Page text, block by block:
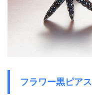
フラワー黒ピアス